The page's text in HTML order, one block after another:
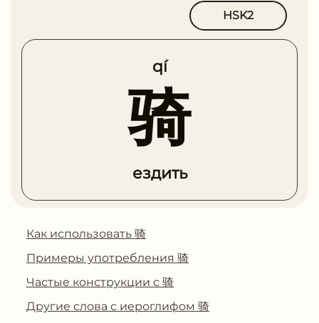
HSK2
qí
骑
ездить
Как использовать 骑
Примеры употребления 骑
Частые конструкции с 骑
Другие слова с иероглифом 骑